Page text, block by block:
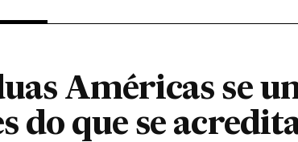
Américas se
do que se